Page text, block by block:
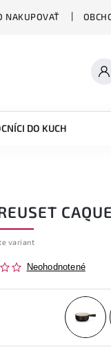
NAKUPOVAŤ
DO KUCHYNE
variant
Neohodnotené